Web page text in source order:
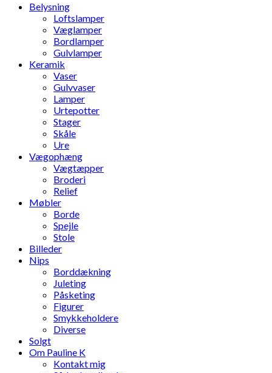
Belysning
Loftslamper
Væglamper
Bordlamper
Gulvlamper
Keramik
Vaser
Gulvvaser
Lamper
Urtepotter
Stager
Skåle
Ure
Vægophæng
Vægtæpper
Broderi
Relief
Møbler
Borde
Spejle
Stole
Billeder
Nips
Borddækning
Juleting
Påsketing
Figurer
Smykkeholdere
Diverse
Solgt
Om Pauline K
Kontakt mig